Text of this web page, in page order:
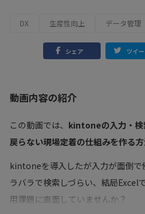
DX 生産性向上 データ管理
シェア ツイ
動画内容の紹介
この動画では、 kintoneの入力・検
戻らない現場定着の仕組みを作る
kintoneを導入したが入力が面倒で
ラバラで検索しづらい、結局Excel
用課題に直面していませんか？